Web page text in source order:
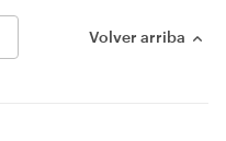
Volver arriba